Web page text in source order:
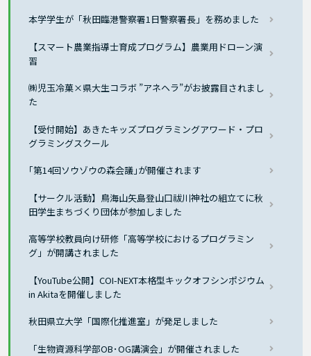
本学学生が「秋田臨港警察署1日警察署長」を務めました
【スマート農業指導士育成プログラム】農業用ドローン演
習
㈱児玉冷菓×県大生コラボ ”アネヘラ”がお披露目されまし
た
【受付開始】あきたキッズプログラミングアワード・プロ
グラミングスクール
｢第14回ソウゾウの森会議｣が開催されます
【サークル活動】鳥海山矢島登山口祓川神社の組立てに秋
田学生まちづくり団体が参加しました
高等学校教員向け研修「高等学校におけるプログラミン
グ」が開講されました
【YouTube公開】COI-NEXT本格型キックオフシンポジウム
in Akitaを開催しました
秋田県立大学「国際化推進室」が発足しました
「生物資源科学部OB･OG講演会」が開催されました